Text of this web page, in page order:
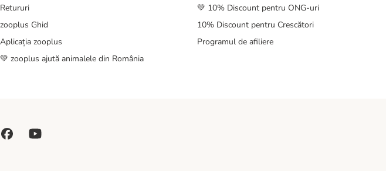
Retururi
zooplus Ghid
Aplicația zooplus
💚 zooplus ajută animalele din România
💚 10% Discount pentru ONG-uri
10% Discount pentru Crescători
Programul de afiliere